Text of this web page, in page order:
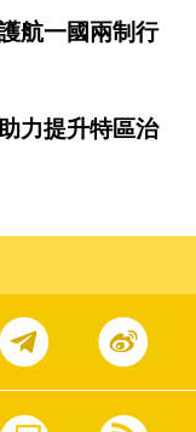
航一國兩制行
力提升特區治